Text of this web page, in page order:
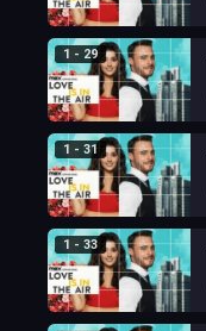
1 - 29
1 - 31
1 - 33